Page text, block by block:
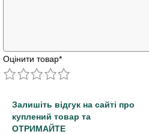
Оцінити товар*
Залишіть відгук на сайті про
куплений товар та
ОТРИМАЙТЕ